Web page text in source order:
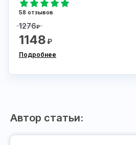
58 отзывов
1276₽
1148₽
Подробнее
Автор статьи: